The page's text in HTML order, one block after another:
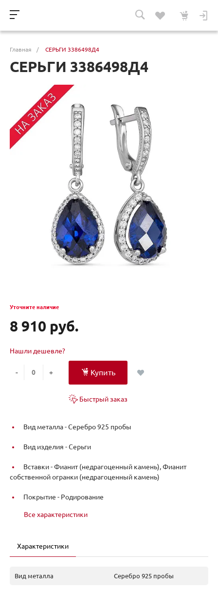
Главная / СЕРЬГИ 3386498Д4
СЕРЬГИ 3386498Д4
Уточните наличие
8 910 руб.
Нашли дешевле?
- + Купить
Быстрый заказ
Вид металла -Серебро 925 пробы
Вид изделия -Серьги
Вставки -Фианит (недрагоценный камень), Фианит
собственной огранки (недрагоценный камень)
Покрытие - Родирование
Все характеристики
Характеристики
Вид металла Серебро 925 пробы